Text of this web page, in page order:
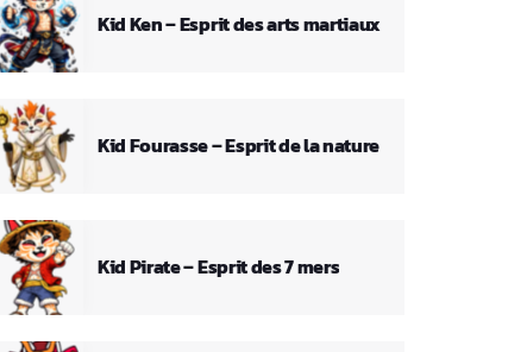
Kid Ken – Esprit des arts martiaux
Kid Fourasse – Esprit de la nature
Kid Pirate – Esprit des 7 mers